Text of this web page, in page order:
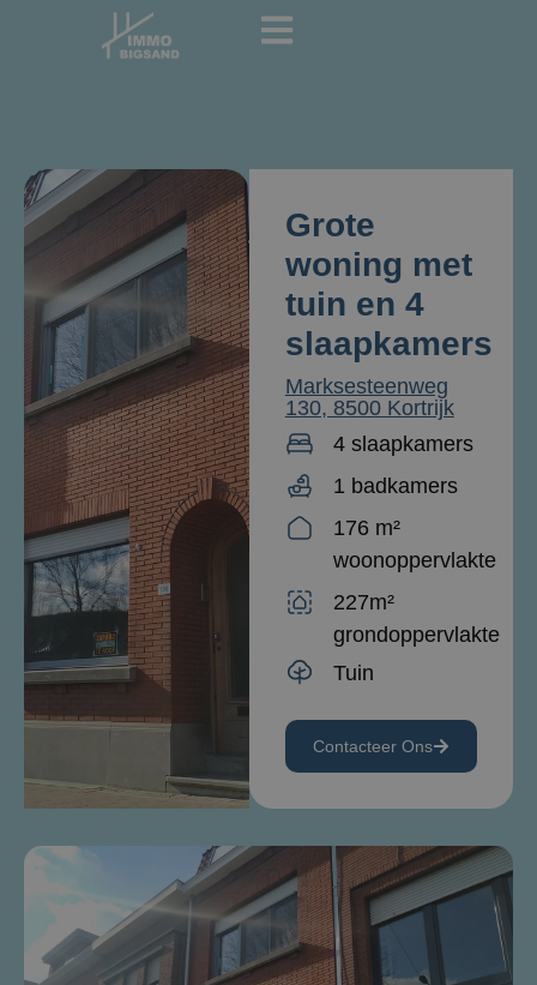
Grote
woning met
tuin en 4
slaapkamers
Marksesteenweg
130, 8500 Kortrijk
4 slaapkamers
1 badkamers
176 m²
woonoppervlakte
227m²
grondoppervlakte
Tuin
Contacteer Ons